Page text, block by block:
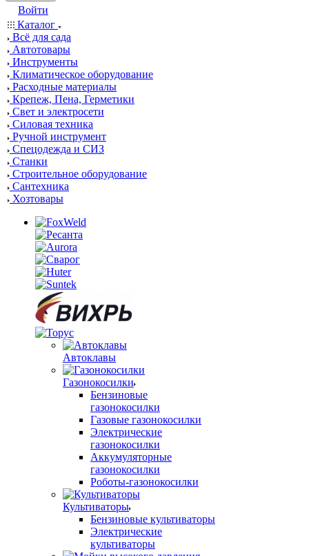
Войти
Каталог
Всё для сада
Автотовары
Инструменты
Климатическое оборудование
Расходные материалы
Крепеж, Пена, Герметики
Свет и электросети
Силовая техника
Ручной инструмент
Спецодежда и СИЗ
Станки
Строительное оборудование
Сантехника
Хозтовары
Автоклавы
Газонокосилки
Бензиновые
газонокосилки
Газовые газонокосилки
Электрические
газонокосилки
Аккумуляторные
газонокосилки
Роботы-газонокосилки
Культиваторы
Бензиновые культиваторы
Электрические
культиваторы